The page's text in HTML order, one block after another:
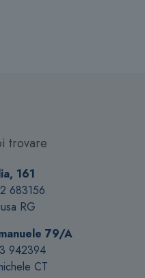
trovare
161
683156
RG
79/A
942394
CT